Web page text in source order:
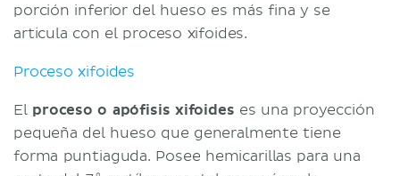
porción inferior del hueso es más fina y se
articula con el proceso xifoides.
Proceso xifoides
El proceso o apófisis xifoides es una proyección
pequeña del hueso que generalmente tiene
forma puntiaguda. Posee hemicarillas para una